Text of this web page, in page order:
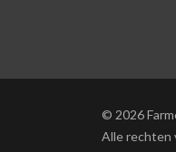
© 2026
Alle rechten